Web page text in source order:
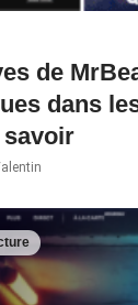
de
dans
savoir